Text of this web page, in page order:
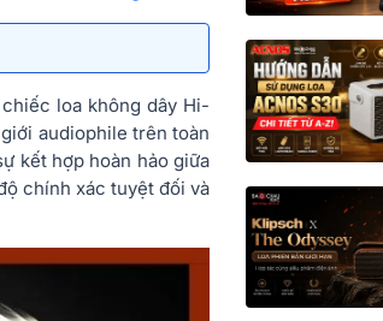
loa không dây Hi-
audiophile trên toàn
kết hợp hoàn hảo giữa
chính xác tuyệt đối và